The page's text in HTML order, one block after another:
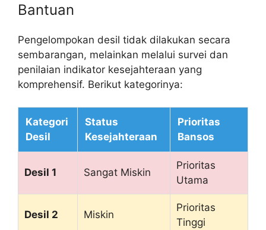
Bantuan
Pengelompokan desil tidak dilakukan secara
sembarangan, melainkan melalui survei dan
penilaian indikator kesejahteraan yang
komprehensif. Berikut kategorinya:
Kategori
Desil
Status
Kesejahteraan
Prioritas
Bansos
Desil 1 Sangat Miskin
Prioritas
Utama
Desil 2 Miskin
Prioritas
Tinggi